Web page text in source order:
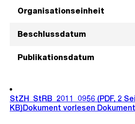
Organisationseinheit
Beschlussdatum
Publikationsdatum
StZH_StRB_2011_0956 (PDF, 2
KB)Dokument vorlesen